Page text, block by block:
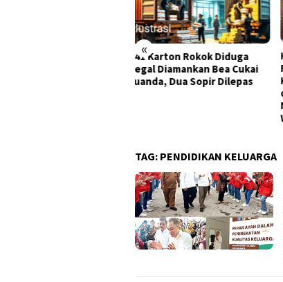
«
Hentikan Kriminalisasi Guru,
Forum PAUD Jatim Inisiasi
Komitmen Bersama 6 Pilar
TAG: PENDIDIKAN KELUARGA